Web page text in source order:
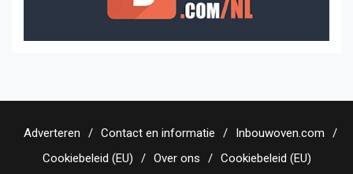
Adverteren Contact en informatie
Inbouwoven.com
Cookiebeleid (EU)
Over ons Cookiebeleid (EU)